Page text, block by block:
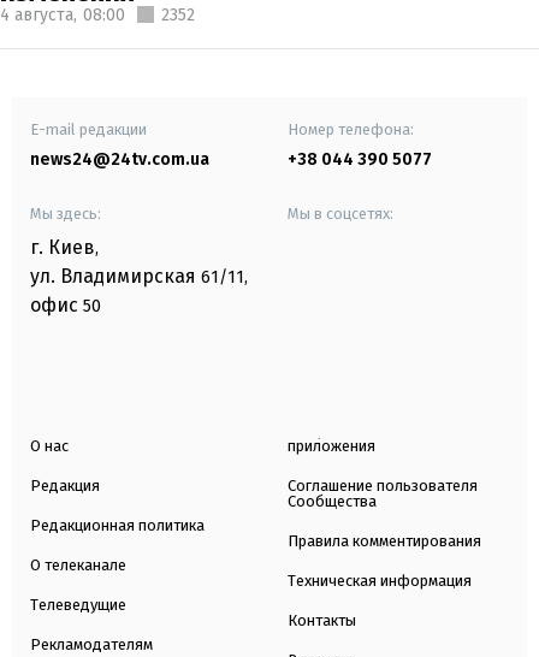
4 августа, 08:00 2352
E-mail редакции
news24@24tv.com.ua
Номер телефона:
+38 044 390 5077
Мы здесь:
г. Киев,
ул. Владимирская 61/11,
офис 50
Мы в соцсетях:
О нас
Редакция
Редакционная политика
О телеканале
Телеведущие
Рекламодателям
приложения
Соглашение пользователя
Сообщества
Правила комментирования
Техническая информация
Контакты